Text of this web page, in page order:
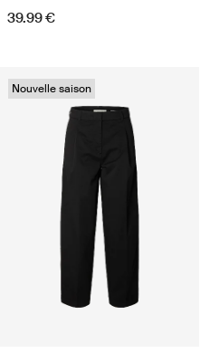
39.99 €
Nouvelle saison